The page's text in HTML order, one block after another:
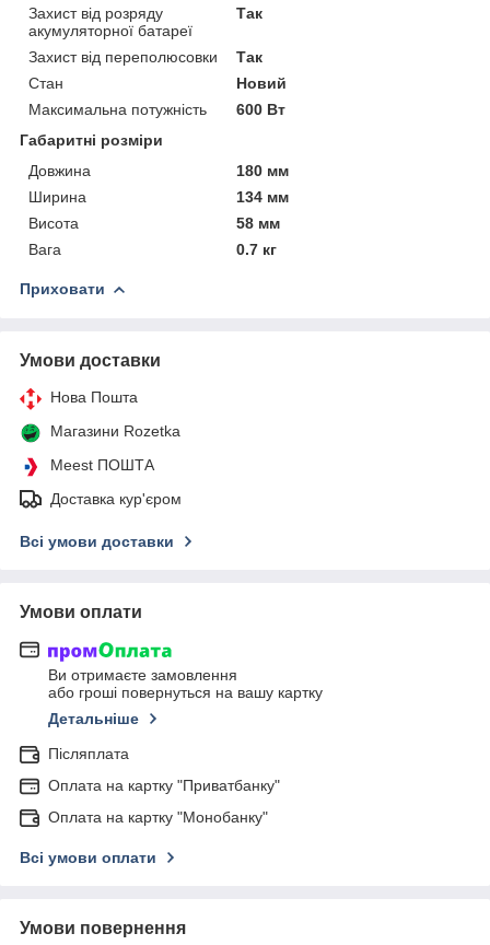
Захист від розряду
акумуляторної батареї
Так
Захист від переполюсовки
Так
Стан
Новий
Максимальна потужність
600 Вт
Габаритні розміри
Довжина
180 мм
Ширина
134 мм
Висота
58 мм
Вага
0.7 кг
Приховати
Умови доставки
Нова Пошта
Магазини Rozetka
Meest ПОШТА
Доставка кур'єром
Всі умови доставки
Умови оплати
Ви отримаєте замовлення
або гроші повернуться на вашу картку
Детальніше
Післяплата
Оплата на картку "Приватбанку"
Оплата на картку "Монобанку"
Всі умови оплати
Умови повернення